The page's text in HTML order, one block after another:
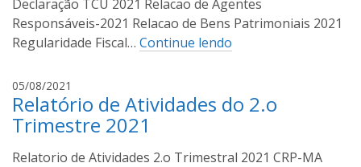
o
s
Declaração TCU 2021 Relacao de Agentes
Responsáveis-2021 Relacao de Bens Patrimoniais 2021
Regularidade Fiscal… Continue lendo
05/08/2021
s
c
e
m
Relatório de Atividades do 2.o
Trimestre 2021
Relatorio de Atividades 2.o Trimestral 2021 CRP-MA